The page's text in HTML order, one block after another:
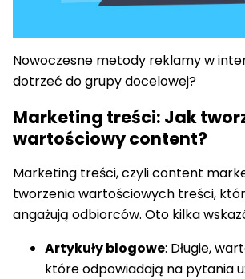
Nowoczesne metody reklamy w
dotrzeć do grupy docelowej?
Marketing treści: Jak
wartościowy content?
Marketing treści, czyli content
tworzenia wartościowych treści,
angażują odbiorców. Oto kilka
Artykuły blogowe: Długie,
które odpowiadają na pytania